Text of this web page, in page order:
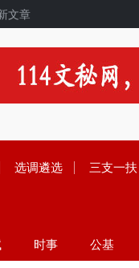
文章
选调遴选 三支一扶
时事 公基